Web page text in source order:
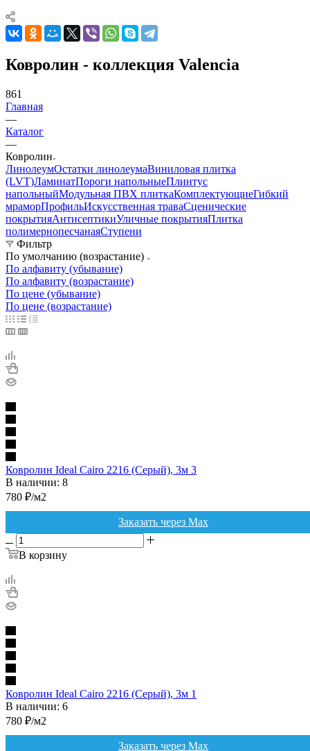
Ковролин - коллекция Valencia
861
Главная
—
Каталог
—
Ковролин
ЛинолеумОстатки линолеумаВиниловая плитка
(LVT)ЛаминатПороги напольныеПлинтус
напольныйМодульная ПВХ плиткаКомплектующиеГибкий
мраморПрофильИскусственная траваСценические
покрытияАнтисептикиУличные покрытияПлитка
полимернопесчанаяСтупени
Фильтр
По умолчанию (возрастание)
По алфавиту (убывание)
По алфавиту (возрастание)
По цене (убывание)
По цене (возрастание)
Ковролин Ideal Cairo 2216 (Серый), 3м 3
В наличии: 8
780 ₽/м2
Заказать через Max
В корзину
Ковролин Ideal Cairo 2216 (Серый), 3м 1
В наличии: 6
780 ₽/м2
Заказать через Max